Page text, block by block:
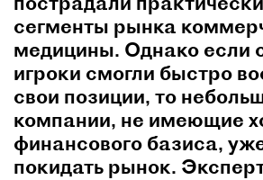
сегменты рынка
медицины. Однако если
игроки смогли быстро
свои позиции, то
компании, не имеющие
финансового базиса,
покидать рынок.